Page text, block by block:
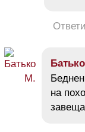
на